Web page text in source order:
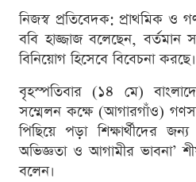
নিজস্ব প্রতিবেদক: প্রাথমিক ও
ববি হাজ্জাজ বলেছেন, বর্তমান
বিনিয়োগ হিসেবে বিবেচনা করছে।
বৃহস্পতিবার (১৪ মে)
সম্মেলন কক্ষে (আগারগাঁও)
পিছিয়ে পড়া শিক্ষার্থীদের
অভিজ্ঞতা ও আগামীর ভাবনা’
বলেন।